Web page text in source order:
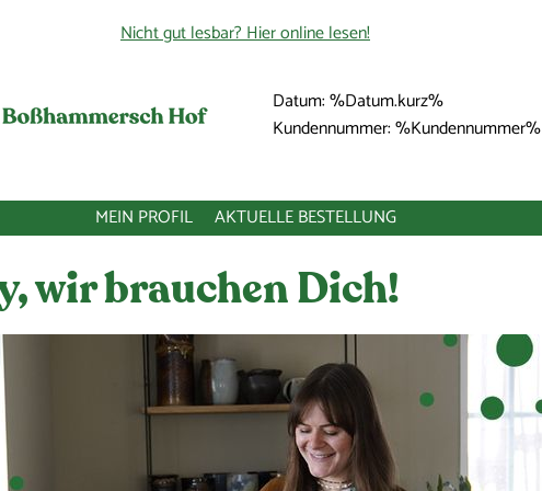
Nicht gut lesbar? Hier online lesen!
Datum: %Datum.kurz%
Kundennummer: %Kundennummer%
MEIN PROFIL AKTUELLE BESTELLUNG
wir brauchen Dich!